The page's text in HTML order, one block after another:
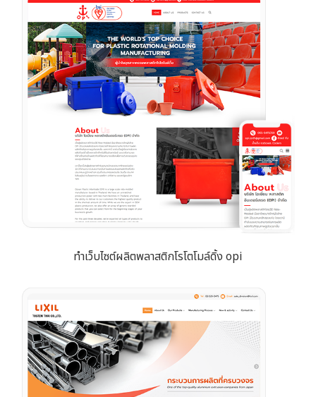
ทำเว็บไซต์ผลิตพลาสติกโรโตโมล์ดิ้ง opi